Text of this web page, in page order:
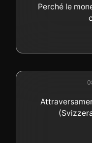
Perché le